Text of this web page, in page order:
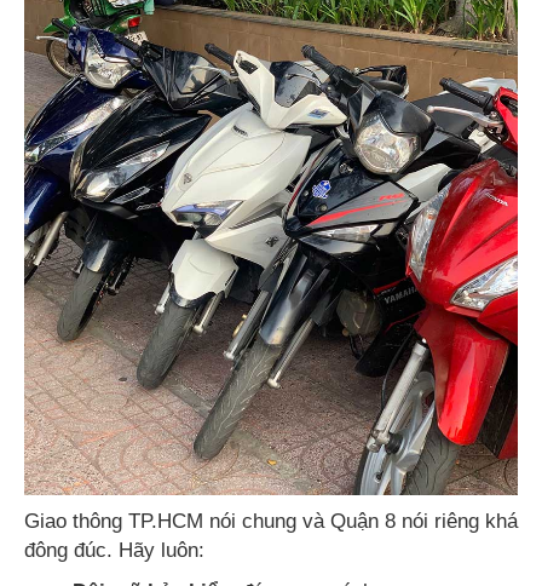
Giao thông TP.HCM nói chung và Quận 8 nói riêng khá
đông đúc. Hãy luôn: